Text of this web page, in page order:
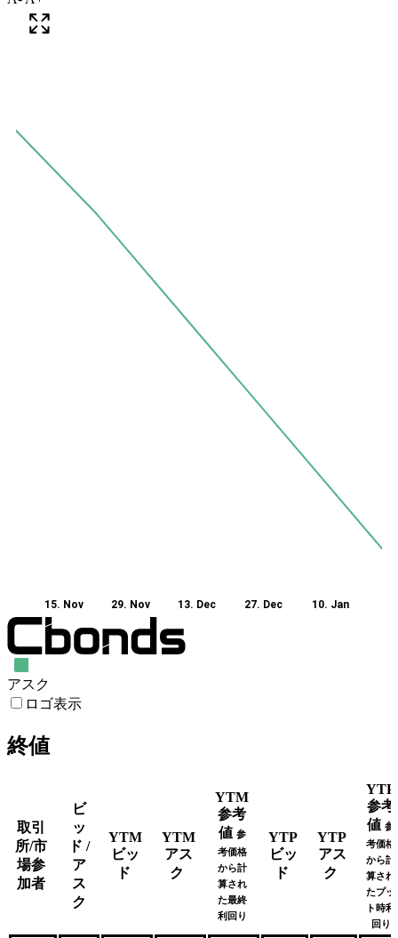
15. Nov 29. Nov 13. Dec 27. Dec 10. Jan
アスク
ロゴ表示
終値
取引
所/市
場参
加者
ビ
ッ
ド /
ア
ス
ク
YTM
ビッ
ド
YTM
アス
ク
YTM
参考
値 参
考価格
から計
算され
た最終
利回り
YTP
ビッ
ド
YTP
アス
ク
YTP
参考
値 参
考価格
から計
算され
たプッ
ト時利
回り